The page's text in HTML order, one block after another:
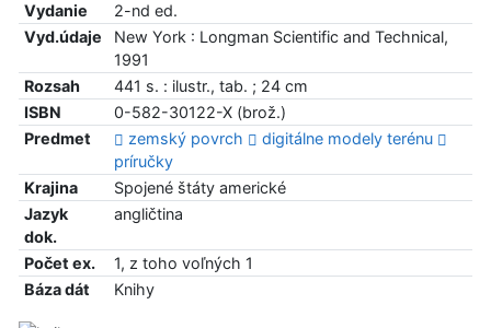
Vydanie
2-nd ed.
Vyd.údaje
New York : Longman Scientific and Technical,
1991
Rozsah
441 s. : ilustr., tab. ; 24 cm
ISBN
0-582-30122-X (brož.)
Predmet
zemský povrch
digitálne modely terénu
príručky
Krajina
Spojené štáty americké
Jazyk
dok.
angličtina
Počet ex.
1, z toho voľných 1
Báza dát
Knihy